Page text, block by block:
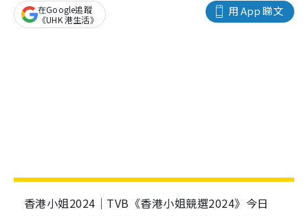
用 App 睇文
在Google追蹤
《UHK 港生活》
香港小姐2024｜TVB《香港小姐競選2024》今日